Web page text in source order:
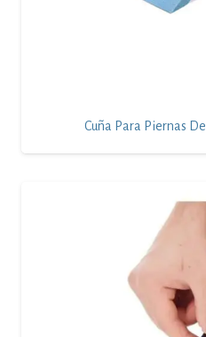
Cuña Para Piernas